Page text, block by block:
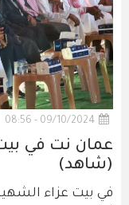
09/10/2024 - 08:56
عمان نت في بيت
(شاهد)
في بيت عزاء